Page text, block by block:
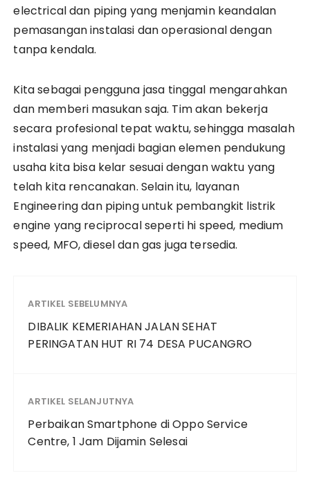
electrical dan piping yang menjamin keandalan
pemasangan instalasi dan operasional dengan
tanpa kendala.
Kita sebagai pengguna jasa tinggal mengarahkan
dan memberi masukan saja. Tim akan bekerja
secara profesional tepat waktu, sehingga masalah
instalasi yang menjadi bagian elemen pendukung
usaha kita bisa kelar sesuai dengan waktu yang
telah kita rencanakan. Selain itu, layanan
Engineering dan piping untuk pembangkit listrik
engine yang reciprocal seperti hi speed, medium
speed, MFO, diesel dan gas juga tersedia.
ARTIKEL SEBELUMNYA
DIBALIK KEMERIAHAN JALAN SEHAT
PERINGATAN HUT RI 74 DESA PUCANGRO
ARTIKEL SELANJUTNYA
Perbaikan Smartphone di Oppo Service
Centre, 1 Jam Dijamin Selesai